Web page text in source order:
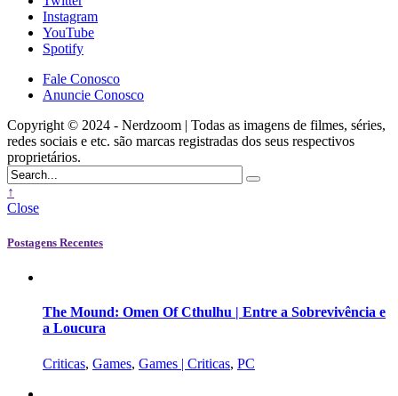
Instagram
YouTube
Spotify
Fale Conosco
Anuncie Conosco
Copyright © 2024 - Nerdzoom | Todas as imagens de filmes, séries,
redes sociais e etc. são marcas registradas dos seus respectivos
proprietários.
↑
Close
Postagens Recentes
The Mound: Omen Of Cthulhu | Entre a Sobrevivência e
a Loucura
Criticas, Games, Games | Criticas, PC